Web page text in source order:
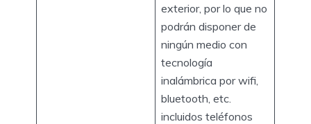
exterior, por lo que no
podrán disponer de
ningún medio con
tecnología
inalámbrica por wifi,
bluetooth, etc.
incluidos teléfonos